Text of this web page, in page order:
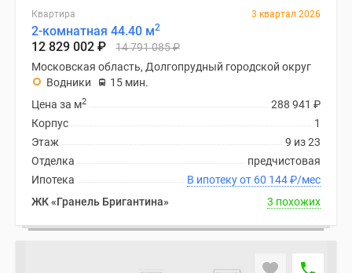
Квартира 3 квартал 2026
2-комнатная 44.40 м2
12 829 002 ₽ 14 791 085₽
Московская область, Долгопрудный городской округ
Водники
15 мин.
288 941 ₽
Цена за м2
1
Корпус
9 из 23
Этаж
предчистовая
Отделка
В ипотеку от 60 144₽/мес
Ипотека
ЖК «Гранель Бригантина»
3 похожих